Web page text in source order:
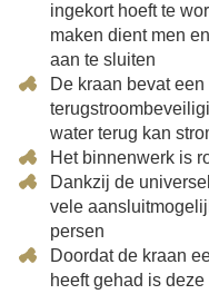
ingekort hoeft te
maken dient men
aan te sluiten
De kraan bevat
water terug kan
Het binnenwerk is
Dankzij de
vele
persen
Doordat de kraan
heeft gehad is